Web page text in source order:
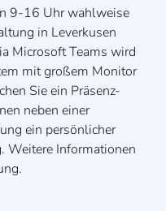
9-16 Uhr wahlweise
in Leverkusen
Microsoft Teams wird
mit großem Monitor
Sie ein Präsenz-
neben einer
ein persönlicher
Weitere Informationen